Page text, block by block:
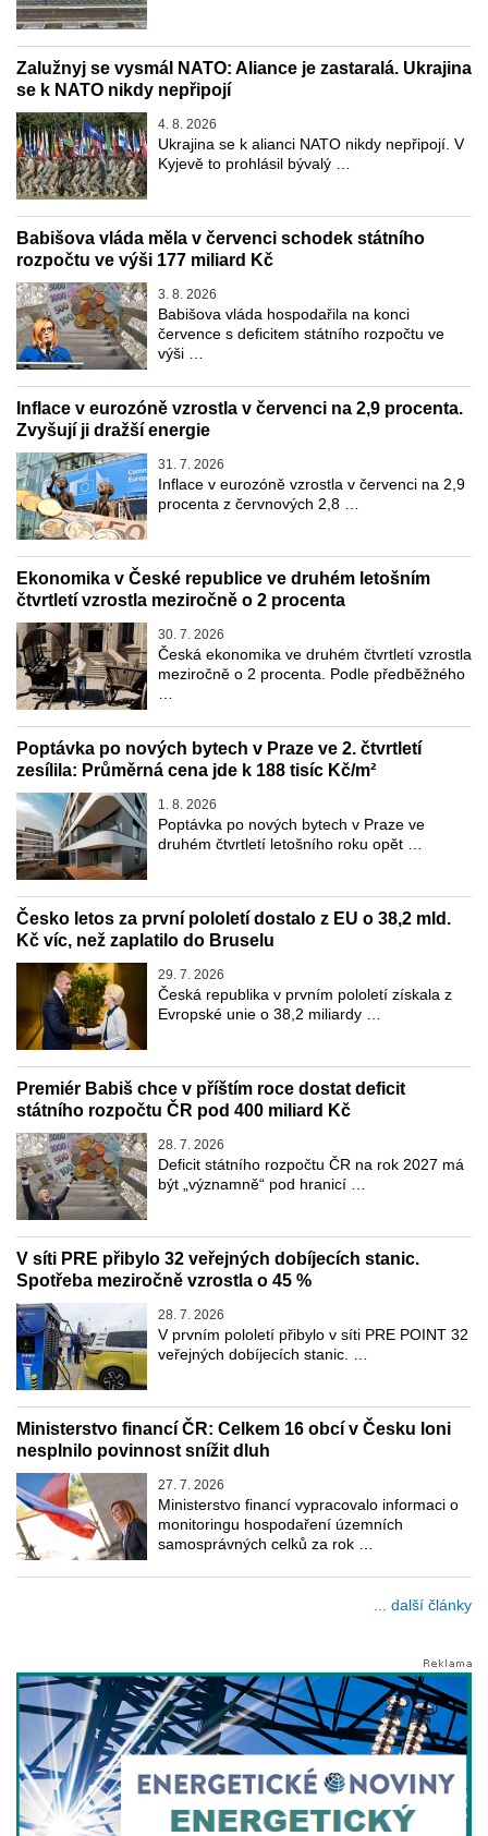
Zalužnyj se vysmál NATO: Aliance je zastaralá. Ukrajina
se k NATO nikdy nepřipojí
4. 8. 2026
Ukrajina se k alianci NATO nikdy nepřipojí. V
Kyjevě to prohlásil bývalý …
Babišova vláda měla v červenci schodek státního
rozpočtu ve výši 177 miliard Kč
3. 8. 2026
Babišova vláda hospodařila na konci
července s deficitem státního rozpočtu ve
výši …
Inflace v eurozóně vzrostla v červenci na 2,9 procenta.
Zvyšují ji dražší energie
31. 7. 2026
Inflace v eurozóně vzrostla v červenci na 2,9
procenta z červnových 2,8 …
Ekonomika v České republice ve druhém letošním
čtvrtletí vzrostla meziročně o 2 procenta
30. 7. 2026
Česká ekonomika ve druhém čtvrtletí vzrostla
meziročně o 2 procenta. Podle předběžného
Poptávka po nových bytech v Praze ve 2. čtvrtletí
zesílila: Průměrná cena jde k 188 tisíc Kč/m²
1. 8. 2026
Poptávka po nových bytech v Praze ve
druhém čtvrtletí letošního roku opět …
Česko letos za první pololetí dostalo z EU o 38,2 mld.
Kč víc, než zaplatilo do Bruselu
29. 7. 2026
Česká republika v prvním pololetí získala z
Evropské unie o 38,2 miliardy …
Premiér Babiš chce v příštím roce dostat deficit
státního rozpočtu ČR pod 400 miliard Kč
28. 7. 2026
Deficit státního rozpočtu ČR na rok 2027 má
být „významně“ pod hranicí …
V síti PRE přibylo 32 veřejných dobíjecích stanic.
Spotřeba meziročně vzrostla o 45 %
28. 7. 2026
V prvním pololetí přibylo v síti PRE POINT 32
veřejných dobíjecích stanic. …
Ministerstvo financí ČR: Celkem 16 obcí v Česku loni
nesplnilo povinnost snížit dluh
27. 7. 2026
Ministerstvo financí vypracovalo informaci o
monitoringu hospodaření územních
samosprávných celků za rok …
... další články